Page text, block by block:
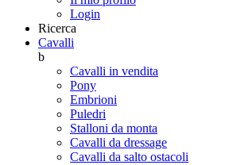
Login
Ricerca
Cavalli
b
Cavalli in vendita
Pony
Embrioni
Puledri
Stalloni da monta
Cavalli da dressage
Cavalli da salto ostacoli